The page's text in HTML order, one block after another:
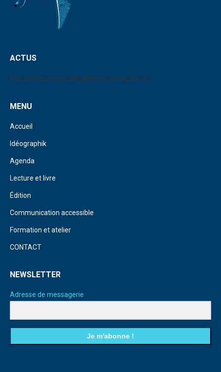
ACTUS
Pas d'événement actuellement programmé.
MENU
Accueil
Idéographik
Agenda
Lecture et livre
Édition
Communication accessible
Formation et atelier
CONTACT
NEWSLETTER
Adresse de messagerie
Je m'abonne !